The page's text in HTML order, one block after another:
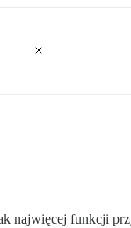
najwięcej funkcji